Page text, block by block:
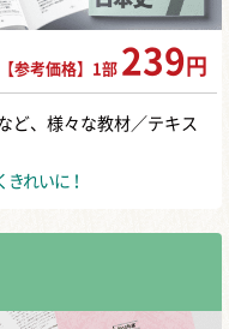
【参考価格】1部 239 円
ど、様々な教材／テキス
れいに！